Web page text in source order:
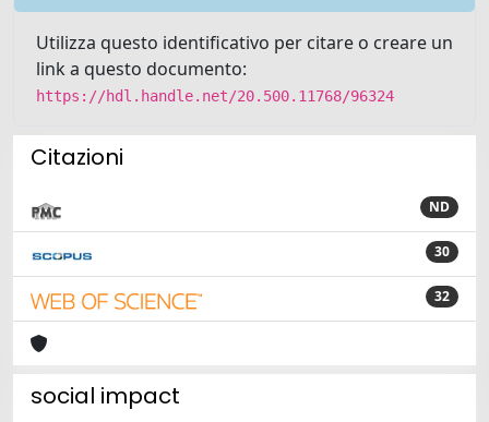
Utilizza questo identificativo per citare o creare un
link a questo documento:
https://hdl.handle.net/20.500.11768/96324
Citazioni
ND
30
32
social impact